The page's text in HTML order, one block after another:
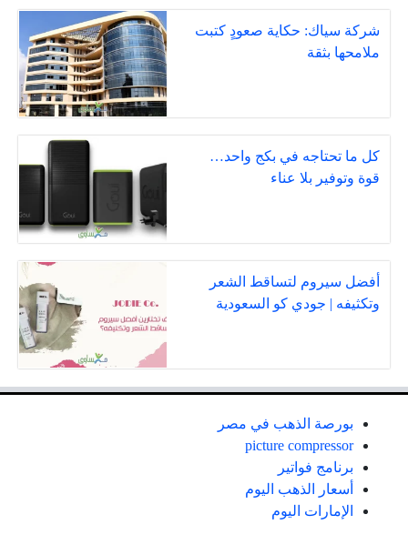
شركة سياك: حكاية صعودٍ كتبت
ملامحها بثقة
كل ما تحتاجه في بكج واحد…
قوة وتوفير بلا عناء
أفضل سيروم لتساقط الشعر
وتكثيفه | جودي كو السعودية
بورصة الذهب في مصر
picture compressor
برنامج فواتير
أسعار الذهب اليوم
الإمارات اليوم